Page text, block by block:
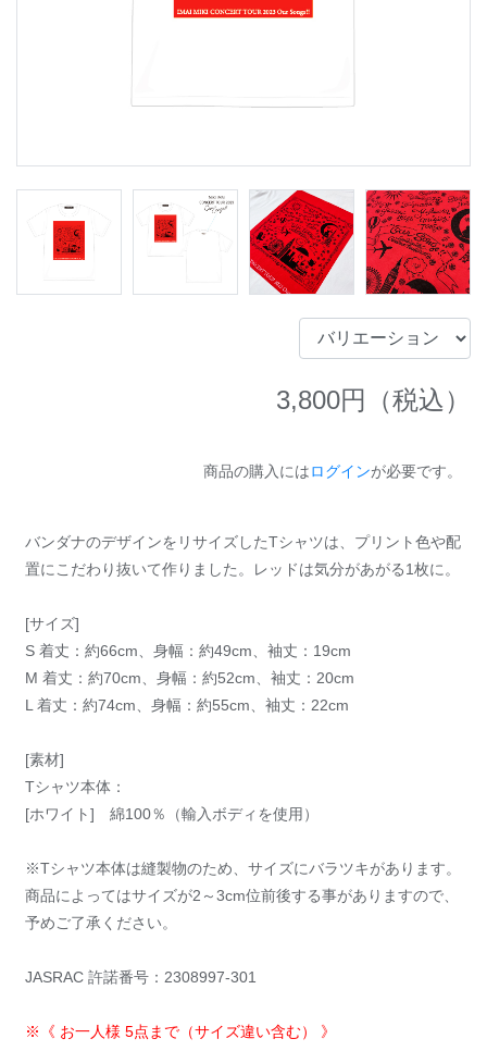
3,800円（税込）
商品の購入にはログインが必要です。
バンダナのデザインをリサイズしたTシャツは、プリント色や配
置にこだわり抜いて作りました。レッドは気分があがる1枚に。
[サイズ]
S 着丈：約66cm、身幅：約49cm、袖丈：19cm
M 着丈：約70cm、身幅：約52cm、袖丈：20cm
L 着丈：約74cm、身幅：約55cm、袖丈：22cm
[素材]
Tシャツ本体：
[ホワイト] 綿100％（輸入ボディを使用）
※Tシャツ本体は縫製物のため、サイズにバラツキがあります。
商品によってはサイズが2～3cm位前後する事がありますので、
予めご了承ください。
JASRAC 許諾番号：2308997-301
※《 お一人様 5点まで（サイズ違い含む） 》